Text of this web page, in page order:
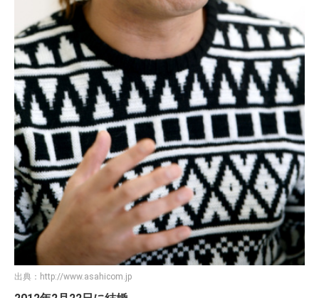
出典： http://www.asahicom.jp